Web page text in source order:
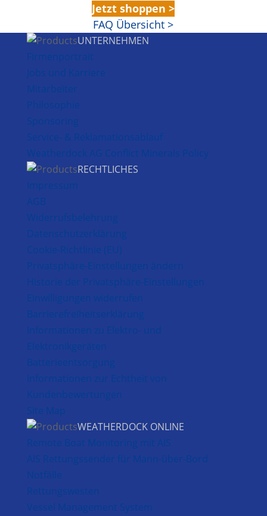
Jetzt shoppen >
FAQ Übersicht >
UNTERNEHMEN
Firmenportrait
Jobs und Karriere
Mitarbeiter
Philosophie
Sponsoring
Service- & Reklamationsablauf
Weatherdock AG Conflict Minerals Policy
RECHTLICHES
Impressum
AGB
Widerrufsbelehrung
Datenschutzerklärung
Cookie-Richtlinie (EU)
Privatsphäre-Einstellungen ändern
Historie der Privatsphäre-Einstellungen
Einwilligungen widerrufen
Barrierefreiheitserklärung
Informationen zu Elektro- und
Elektronikgeräten
Batterieentsorgung
Informationen zur Echtheit von
Kundenbewertungen
Site Map
WEATHERDOCK ONLINE
Remote Boat Monitoring mit AIS
AIS Rettungssender für Mann-über-Bord
Notfälle
Rettungswesten
Vessel Management System